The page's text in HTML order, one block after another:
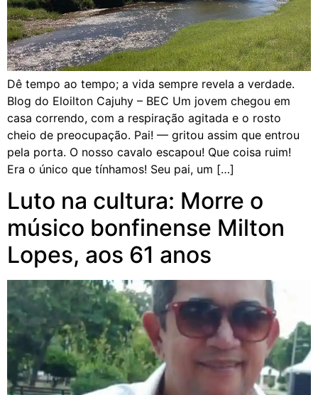
Dê tempo ao tempo; a vida sempre revela a verdade.
Blog do Eloilton Cajuhy – BEC Um jovem chegou em
casa correndo, com a respiração agitada e o rosto
cheio de preocupação. Pai! — gritou assim que entrou
pela porta. O nosso cavalo escapou! Que coisa ruim!
Era o único que tínhamos! Seu pai, um […]
Luto na cultura: Morre o
músico bonfinense Milton
Lopes, aos 61 anos